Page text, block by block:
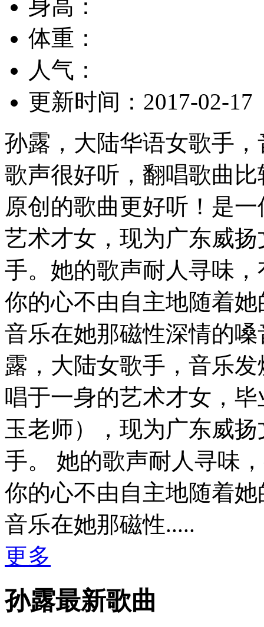
身高：
体重：
人气：
更新时间： 2017-02-17
孙露，大陆华语女歌手
歌声很好听，翻唱歌曲
原创的歌曲更好听！是
艺术才女，现为广东威
手。她的歌声耐人寻味
你的心不由自主地随着
音乐在她那磁性深情的
露，大陆女歌手，音乐
唱于一身的艺术才女，
玉老师），现为广东威
手。 她的歌声耐人寻味
你的心不由自主地随着
音乐在她那磁性.....
更多
孙露最新歌曲